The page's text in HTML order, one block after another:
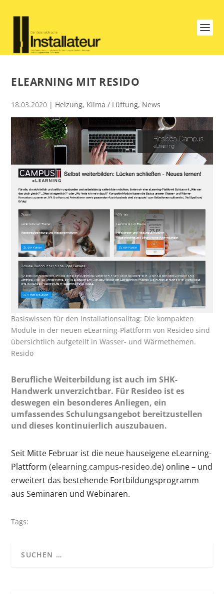
ELEARNING MIT RESIDO
18.03.2020 | Heizung, Klima / Lüftung, News
Basiswissen für den Installationsalltag: Die kompakten
Module in der neuen eLearning-Plattform von Resideo sind
übersichtlich aufgeteilt in Wasser- und Wärmethemen.
Resido
Berufliche Weiterbildung ist auch im SHK-
Handwerk unverzichtbar. Für Resideo ist es
deswegen ein besonderes Anliegen, ein
umfassendes Schulungsangebot bereitzustellen
und dieses kontinuierlich auszubauen.
Seit Mitte Februar ist die neue hauseigene eLearning-
Plattform (elearning.campus-resideo.de) online – und
erweitert das bestehende Fortbildungsprogramm
aus Seminaren und Webinaren.
Tags: